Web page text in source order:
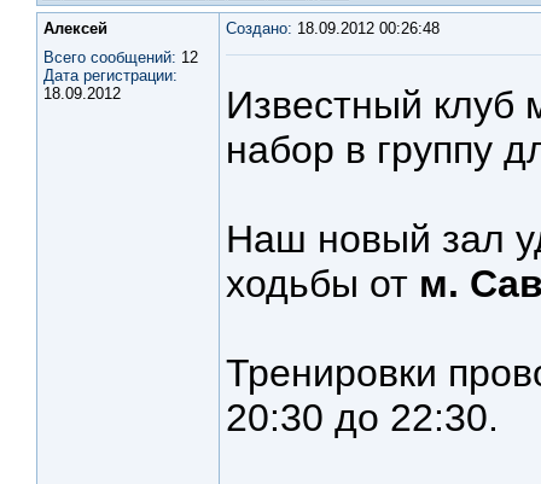
Алексей
Всего сообщений: 12
Дата регистрации:
18.09.2012
Создано: 18.09.2012 00:26:48
Известный клуб
набор в группу
Наш новый зал
ходьбы от м.
Тренировки
20:30 до 22:30.